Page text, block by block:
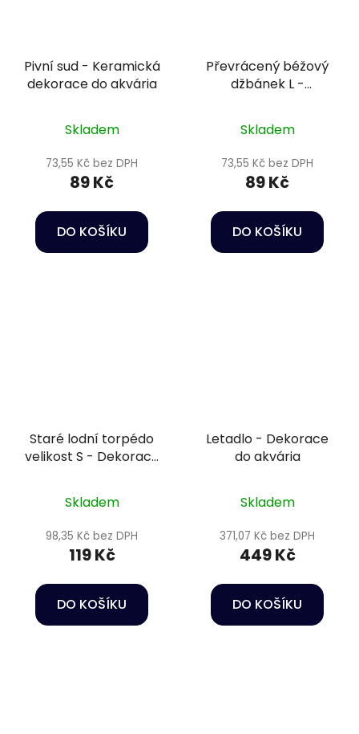
Pivní sud - Keramická
dekorace do akvária
Skladem
73,55 Kč bez DPH
89 Kč
DO KOŠÍKU
Převrácený béžový
džbánek L -
Skladem
73,55 Kč bez DPH
89 Kč
DO KOŠÍKU
Staré lodní torpédo
velikost S - Dekorace
Skladem
98,35 Kč bez DPH
119 Kč
DO KOŠÍKU
Letadlo - Dekorace
do akvária
Skladem
371,07 Kč bez DPH
449 Kč
DO KOŠÍKU